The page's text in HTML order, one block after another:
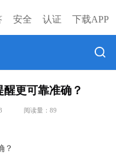
安全 认证 下载APP
醒更可靠准确？
阅读量： 89
？